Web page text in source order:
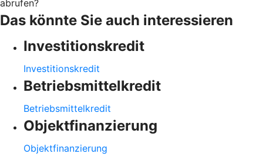
abrufen?
Das könnte Sie auch interessieren
Investitionskredit
Investitionskredit
Betriebsmittelkredit
Betriebsmittelkredit
Objektfinanzierung
Objektfinanzierung